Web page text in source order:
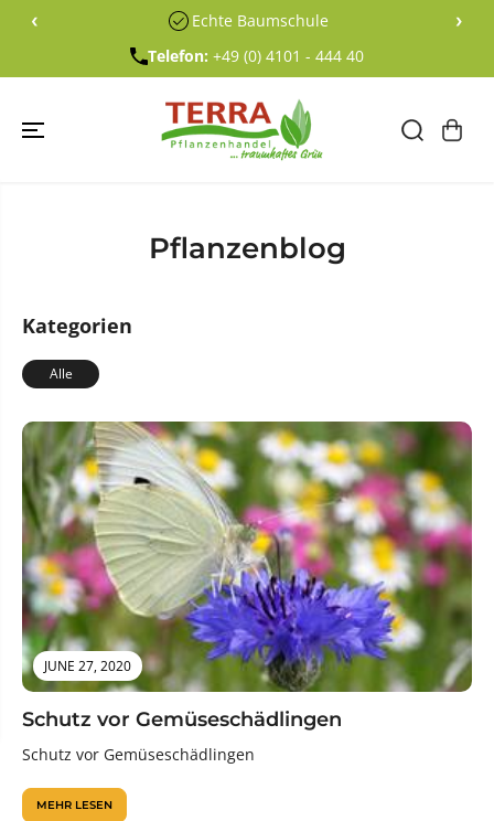
EN SIE ZU
‹ Echte Baumschule ›
Telefon: +49 (0) 4101 - 444 40
Pflanzenblog
Kategorien
Alle
JUNE 27, 2020
Schutz vor Gemüseschädlingen
Schutz vor Gemüseschädlingen
MEHR LESEN